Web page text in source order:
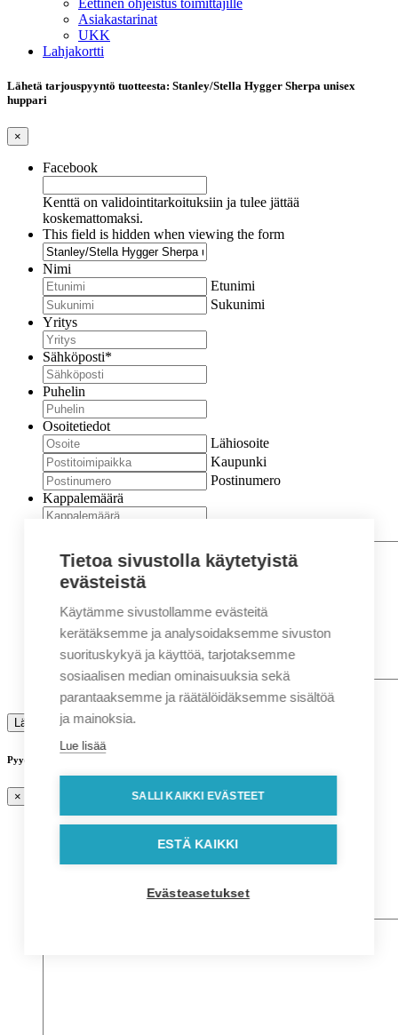
Eettinen ohjeistus toimittajille
Asiakastarinat
UKK
Lahjakortti
Lähetä tarjouspyyntö tuotteesta: Stanley/Stella Hygger Sherpa unisex
huppari
×
Facebook
Kenttä on validointitarkoituksiin ja tulee jättää
koskemattomaksi.
This field is hidden when viewing the form
Nimi
Etunimi
Sukunimi
Yritys
Sähköposti*
Puhelin
Osoitetiedot
Lähiosoite
Kaupunki
Postinumero
Kappalemäärä
Mainitse väri ja malli jos tuotteessa on vaihtoehtoja.
Pyydä tarjous ostoskorin sisällöstä
×
Instagram
Kenttä on validointitarkoituksiin ja tulee jättää
This field is hidden when viewing the form
Tietoa sivustolla käytetyistä
evästeistä
Käytämme sivustollamme evästeitä
kerätäksemme ja analysoidaksemme sivuston
suorituskykyä ja käyttöä, tarjotaksemme
sosiaalisen median ominaisuuksia sekä
parantaaksemme ja räätälöidäksemme sisältöä
ja mainoksia.
Lue lisää
SALLI KAIKKI EVÄSTEET
ESTÄ KAIKKI
Evästeasetukset